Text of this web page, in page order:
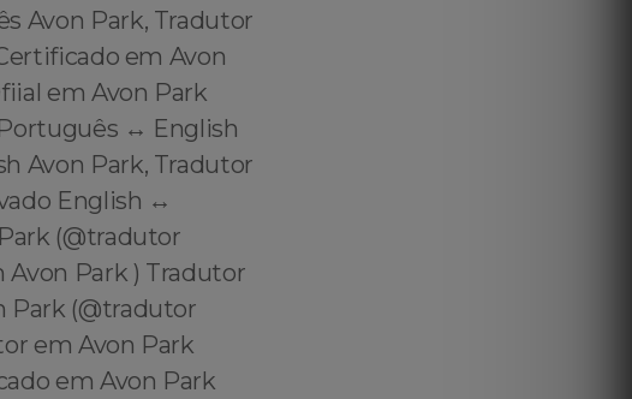
Avon Park, Tradutor
em Avon
em Avon Park
↔️ English
Avon Park, Tradutor
English ↔️
(@tradutor
Park ) Tradutor
Park (@tradutor
em Avon Park
em Avon Park